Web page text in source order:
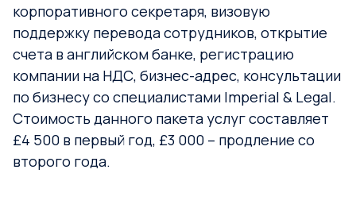
корпоративного секретаря, визовую
поддержку перевода сотрудников, открытие
счета в английском банке, регистрацию
компании на НДС, бизнес-адрес, консультации
по бизнесу со специалистами Imperial & Legal.
Стоимость данного пакета услуг составляет
£4 500 в первый год, £3 000 – продление со
второго года.